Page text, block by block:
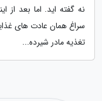
نه گفته اید. اما بعد از
سراغ همان عادت های
تغذیه مادر شیرده...